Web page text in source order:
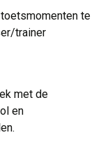
te
trainer
met de
en